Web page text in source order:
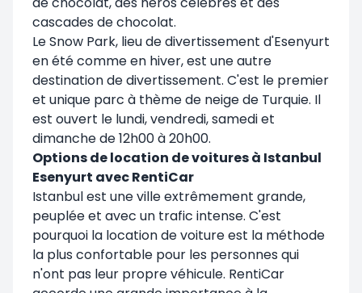
cascades de chocolat.
Le Snow Park, lieu de divertissement d'Esenyurt
en été comme en hiver, est une autre
destination de divertissement. C'est le premier
et unique parc à thème de neige de Turquie. Il
est ouvert le lundi, vendredi, samedi et
dimanche de 12h00 à 20h00.
Options de location de voitures à Istanbul
Esenyurt avec RentiCar
Istanbul est une ville extrêmement grande,
peuplée et avec un trafic intense. C'est
pourquoi la location de voiture est la méthode
la plus confortable pour les personnes qui
n'ont pas leur propre véhicule. RentiCar